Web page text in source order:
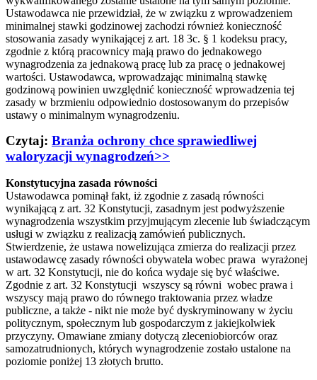
Ustawodawca nie przewidział, że w związku z wprowadzeniem
minimalnej stawki godzinowej zachodzi również konieczność
stosowania zasady wynikającej z art. 18 3c. § 1 kodeksu pracy,
zgodnie z którą pracownicy mają prawo do jednakowego
wynagrodzenia za jednakową pracę lub za pracę o jednakowej
wartości. Ustawodawca, wprowadzając minimalną stawkę
godzinową powinien uwzględnić konieczność wprowadzenia tej
zasady w brzmieniu odpowiednio dostosowanym do przepisów
ustawy o minimalnym wynagrodzeniu.
Czytaj: Branża ochrony chce sprawiedliwej
waloryzacji wynagrodzeń>>
Konstytucyjna zasada równości
Ustawodawca pominął fakt, iż zgodnie z zasadą równości
wynikającą z art. 32 Konstytucji, zasadnym jest podwyższenie
wynagrodzenia wszystkim przyjmującym zlecenie lub świadczącym
usługi w związku z realizacją zamówień publicznych.
Stwierdzenie, że ustawa nowelizująca zmierza do realizacji przez
ustawodawcę zasady równości obywatela wobec prawa wyrażonej
w art. 32 Konstytucji, nie do końca wydaje się być właściwe.
Zgodnie z art. 32 Konstytucji wszyscy są równi wobec prawa i
wszyscy mają prawo do równego traktowania przez władze
publiczne, a także - nikt nie może być dyskryminowany w życiu
politycznym, społecznym lub gospodarczym z jakiejkolwiek
przyczyny. Omawiane zmiany dotyczą zleceniobiorców oraz
samozatrudnionych, których wynagrodzenie zostało ustalone na
poziomie poniżej 13 złotych brutto.